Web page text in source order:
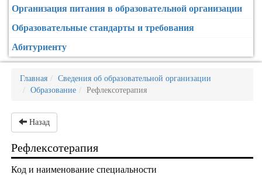
Организация питания в образовательной организации
Образовательные стандарты и требования
Абитуриенту
Главная
Сведения об образовательной организации
Образование
Рефлексотерапия
Назад
Рефлексотерапия
Код и наименование специальности